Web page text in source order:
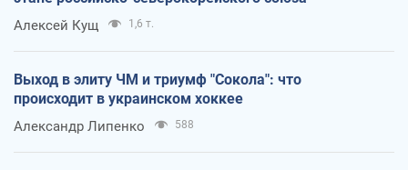
Алексей Кущ 1,6 т.
Выход в элиту ЧМ и триумф "Сокола": что
происходит в украинском хоккее
Александр Липенко 588